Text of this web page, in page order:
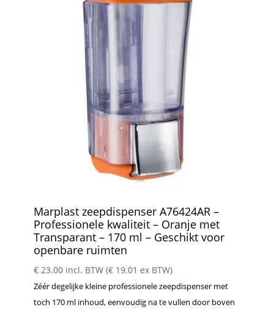
Marplast zeepdispenser A76424AR –
Professionele kwaliteit – Oranje met
Transparant – 170 ml – Geschikt voor
openbare ruimten
€23.00 incl. BTW (€19.01 ex BTW)
Zéér degelijke kleine professionele zeepdispenser met
toch 170 ml inhoud, eenvoudig na te vullen door boven